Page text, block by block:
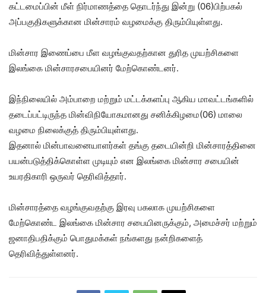
கட்டமைப்பின் மீள் நிர்மாணத்தை தொடர்ந்து இன்று (06)பிற்பகல்
அப்பகுதிகளுக்கான மின்சாரம் வழமைக்கு திரும்பியுள்ளது.
மின்சார இணைப்பை மீள வழங்குவதற்கான துரித முயற்சிகளை
இலங்கை மின்சாரசபையினர் மேற்கொண்டனர்.
இந்நிலையில் அம்பாறை மற்றும் மட்டக்களப்பு ஆகிய மாவட்டங்களில்
தடைப்பட்டிருந்த மின்விநியோகமானது சனிக்கிழமை(06) மாலை
வழமை நிலைக்குத் திரும்பியுள்ளது.
இதனால் மின்பாவனையாளர்கள் தங்கு தடையின்றி மின்சாரத்தினை
பயன்படுத்திக்கொள்ள முடியும் என இலங்கை மின்சார சபையின்
உயரதிகாரி ஒருவர் தெரிவித்தார்.
மின்சாரத்தை வழங்குவதற்கு இரவு பகலாக முயற்சிகளை
மேற்கொண்ட இலங்கை மின்சார சபையினருக்கும், அமைச்சர் மற்றும்
ஜனாதிபதிக்கும் பொதுமக்கள் நங்களது நன்றிகளைத்
தெரிவித்துள்ளனர்.